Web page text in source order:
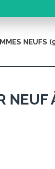
NEUFS
NEUF